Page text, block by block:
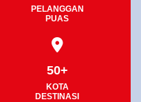
PELANGGAN
PUAS
50+
KOTA
DESTINASI